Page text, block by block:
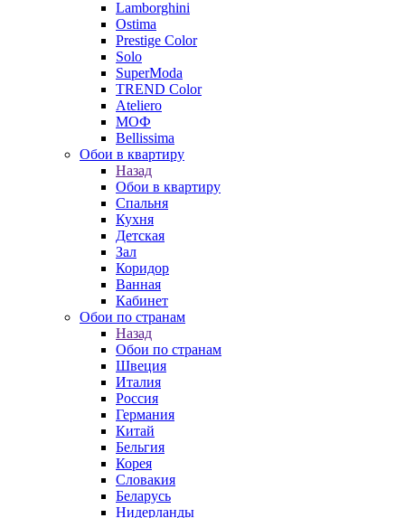
Lamborghini
Ostima
Prestige Color
Solo
SuperModa
TREND Color
Ateliero
МОФ
Bellissima
Обои в квартиру
Назад
Обои в квартиру
Спальня
Кухня
Детская
Зал
Коридор
Ванная
Кабинет
Обои по странам
Назад
Обои по странам
Швеция
Италия
Россия
Германия
Китай
Бельгия
Корея
Словакия
Беларусь
Нидерланды